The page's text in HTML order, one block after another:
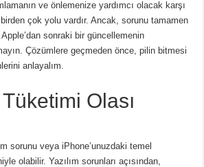
ve önlemenize yardımcı olacak karşı
çok yolu vardır.Ancak, sorunu tamamen
sonraki bir güncellemenin
Çözümlere geçmeden önce, pilin bitmesi
anlayalım.
Tüketimi Olası
sorunu veya iPhone’unuzdaki temel
olabilir.Yazılım sorunları açısından,